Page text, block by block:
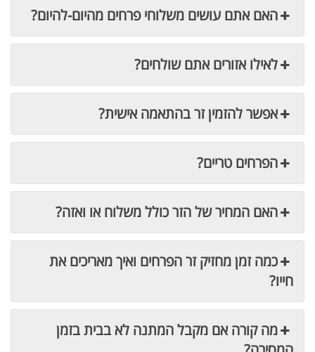
האם אתם עושים משלוחי פרחים מהיום-להיום?
לאילו אזורים אתם שולחים?
אפשר להזמין זר בהתאמה אישית?
הפרחים טריים?
האם המחיר של הזר כולל משלוח או ואזה?
כמה זמן מחזיק זר הפרחים ואיך מאריכים את
חייו?
מה קורה אם מקבל המתנה לא בבית בזמן